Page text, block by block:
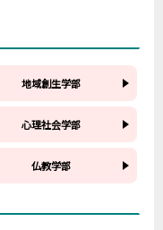
地域創生学部
心理社会学部
仏教学部